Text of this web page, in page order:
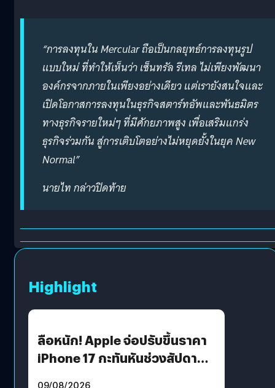
“การลงทุนใน Mercular ถือเป็นกลยุทธ์การลงทุนรูป
แบบใหม่ ที่ทำให้เห็นว่า เซ็นทรัล รีเทล ไม่เพียงพัฒนา
องค์กรจากภายในเพียงอย่างเดียว แต่เรายังสนใจและ
เปิดโอกาสการลงทุนในธุรกิจสตาร์ทอัพและพันธมิตร
ทางธุรกิจรายใหม่ๆ ที่มีศักยภาพสูง เพื่อเสริมแกร่ง
ธุรกิจร่วมกัน สู่การเติบโตอย่างไม่หยุดยั้งในยุค New
Normal”
นายไท กล่าวปิดท้าย
Highlight
ลือหนัก! Apple จ่อปรับขึ้นราคา
iPhone 17 กะทันหันช่วงสัปดาห์ที่
09/08/2026